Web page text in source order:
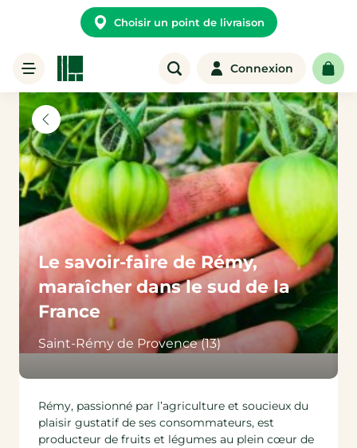
Choisir un point de livraison
Connexion
Le savoir-faire de Rémy,
maraîcher dans le sud de la
France
Saint-Rémy de Provence (13)
Rémy, passionné par l’agriculture et soucieux du
plaisir gustatif de ses consommateurs, est
producteur de fruits et légumes au plein cœur de